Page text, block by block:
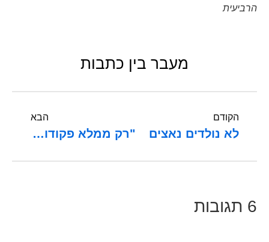
הרביעית
מעבר בין כתבות
הקודם
לא נולדים נאצים
הבא
"רק ממלא פקודות"
6 תגובות